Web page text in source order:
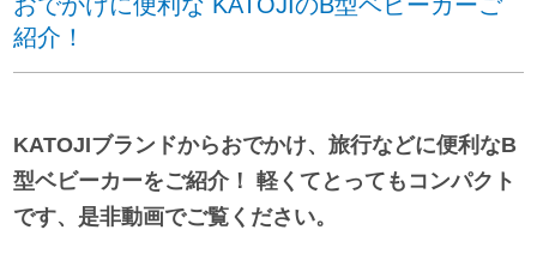
お問い合わせ
お知らせ
紹介！
KATOJIブランドからおでかけ、旅行などに便利なB
型ベビーカーをご紹介！軽くてとってもコンパクト
です、是非動画でご覧ください。